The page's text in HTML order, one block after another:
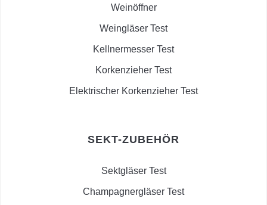
Weinöffner
Weingläser Test
Kellnermesser Test
Korkenzieher Test
Elektrischer Korkenzieher Test
SEKT-ZUBEHÖR
Sektgläser Test
Champagnergläser Test